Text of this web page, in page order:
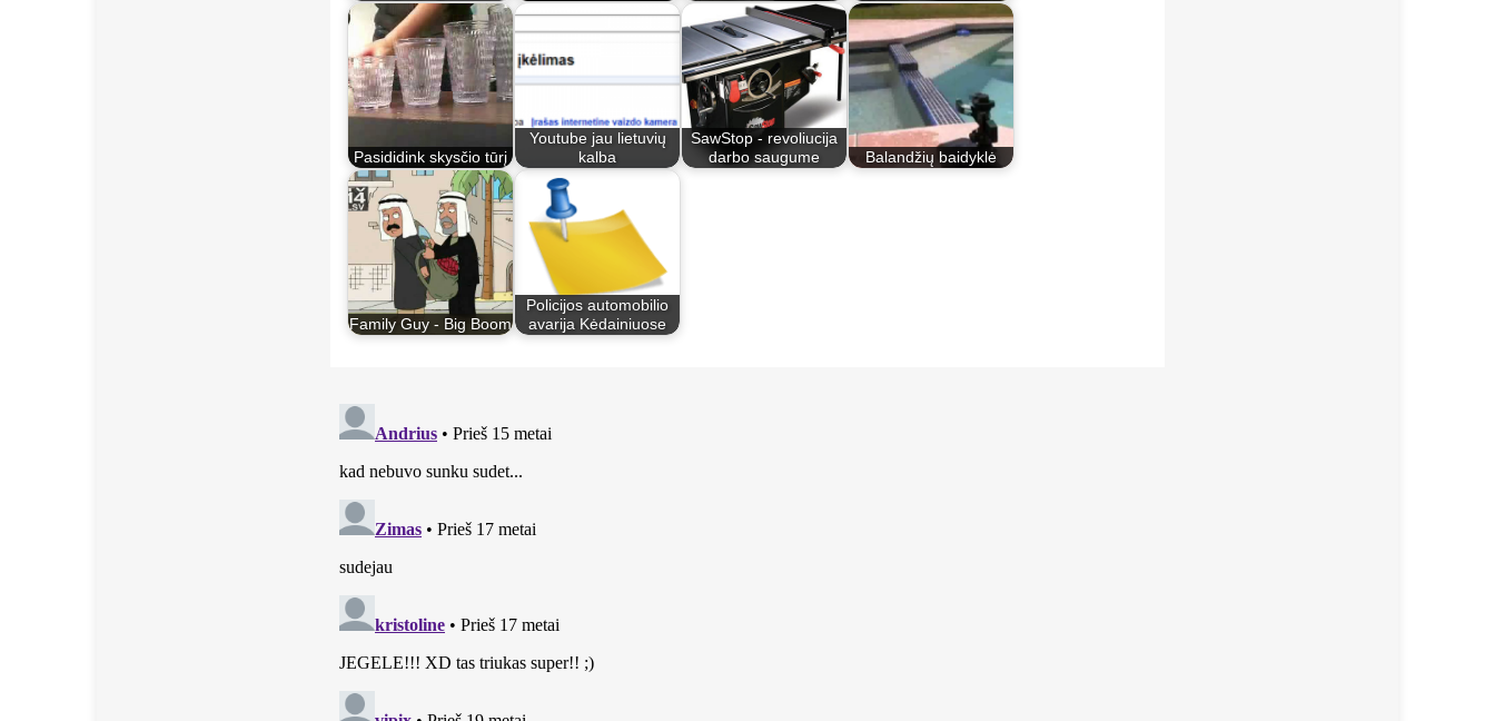
Pasididink skysčio tūrį
Youtube jau lietuvių
kalba
SawStop - revoliucija
darbo saugume
Balandžių baidyklė
Family Guy - Big Boom
Policijos automobilio
avarija Kėdainiuose